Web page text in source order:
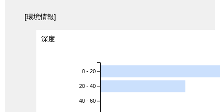
[環境情報]
深度
0 - 20
20 - 40
40 - 60